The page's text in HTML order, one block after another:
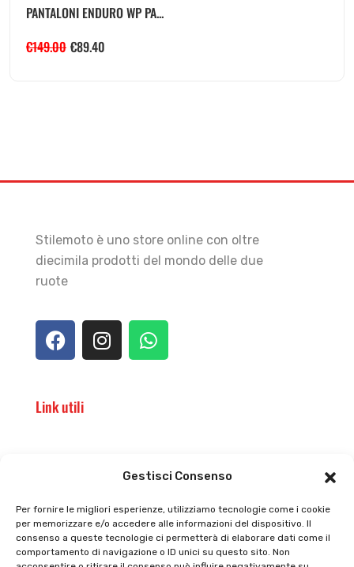
Gestisci Consenso
Per fornire le migliori esperienze, utilizziamo tecnologie come i cookie
per memorizzare e/o accedere alle informazioni del dispositivo. Il
consenso a queste tecnologie ci permetterà di elaborare dati come il
comportamento di navigazione o ID unici su questo sito. Non
PANTALONI ENDURO WP PA...
€149.00 €89.40
Stilemoto è uno store online con oltre
diecimila prodotti del mondo delle due
ruote
Link utili
Privacy policy
Cookie policy
Tutti prodotti
Termini e condizioni